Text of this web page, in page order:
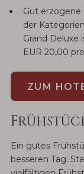
Gut erzogene
der
Grand Deluxe
EUR 20,00
ZUM
Ein gutes
besseren Tag.